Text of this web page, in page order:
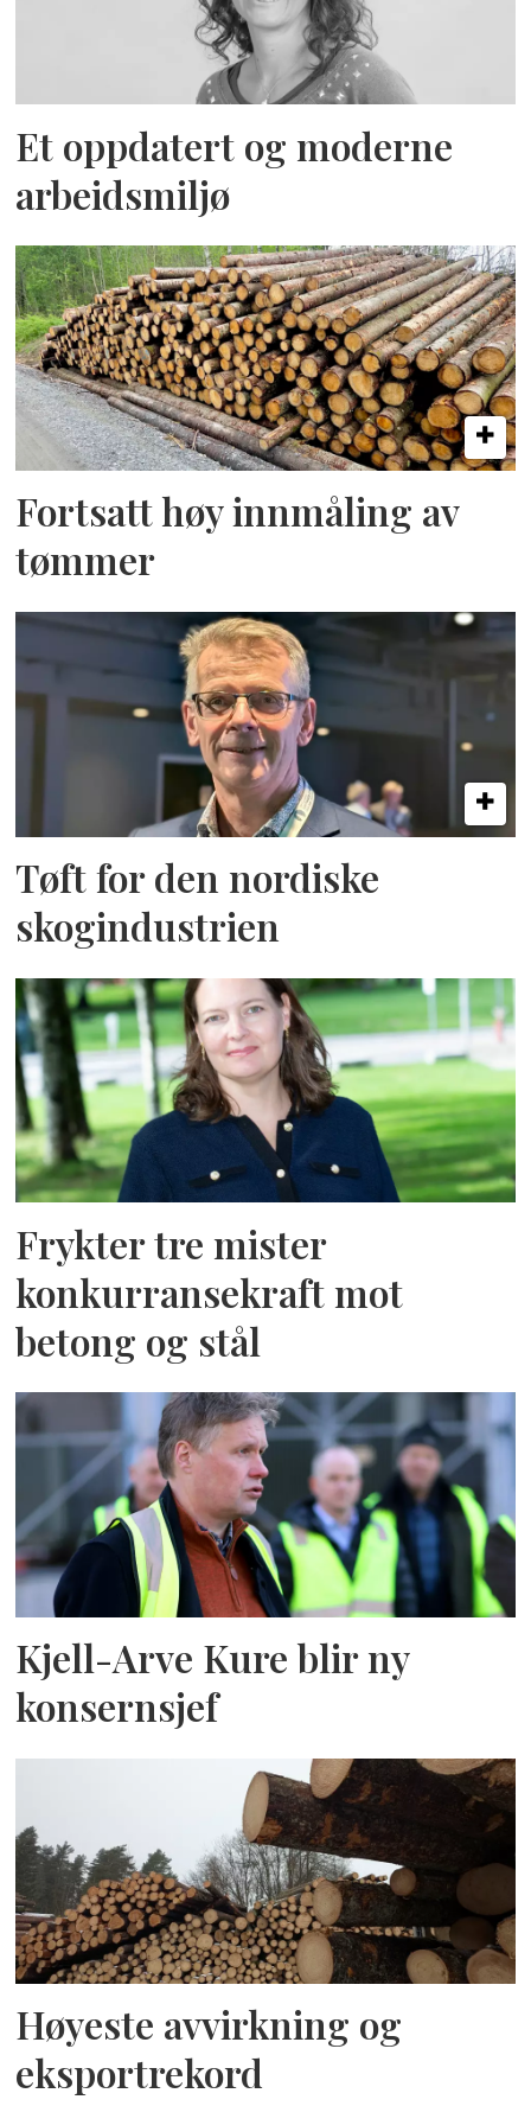
Et oppdatert og moderne
arbeidsmiljø
Fortsatt høy innmåling av
tømmer
Tøft for den nordiske
skogindustrien
Frykter tre mister
konkurransekraft mot
betong og stål
Kjell-Arve Kure blir ny
konsernsjef
Høyeste avvirkning og
eksportrekord